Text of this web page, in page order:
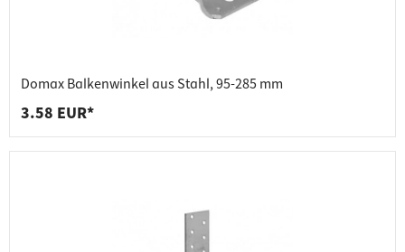
Domax Balkenwinkel aus Stahl, 95-285 mm
3.58 EUR*